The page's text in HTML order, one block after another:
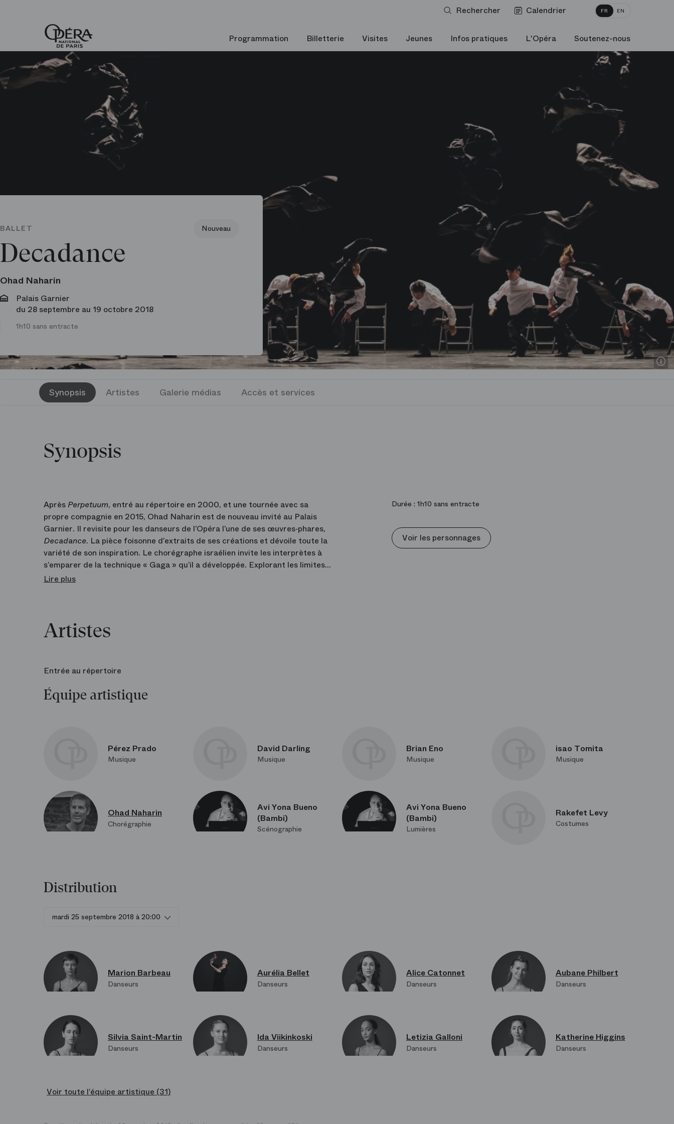
Rechercher Calendrier FR EN
Accueil
-
Opéra
national
de
Paris
Programmation Billetterie Visites Jeunes Infos pratiques L'Opéra Soutenez-nous
BALLET Nouveau
Decadance
Ohad Naharin
Palais Garnier
du 28 septembre au 19 octobre 2018
1h10 sans entracte
Synopsis Artistes Galerie médias Accès et services
Synopsis
Après Perpetuum, entré au répertoire en 2000, et une tournée avec sa
propre compagnie en 2015, Ohad Naharin est de nouveau invité au Palais
Garnier. Il revisite pour les danseurs de l’Opéra l’une de ses œuvres‑phares,
Decadance. La pièce foisonne d’extraits de ses créations et dévoile toute la
variété de son inspiration. Le chorégraphe israélien invite les interprètes à
s’emparer de la technique « Gaga » qu’il a développée. Explorant les limites
et la puissance explosive du geste, il les entraîne dans un ballet à l’énergie
Lire plus
Durée : 1h10 sans entracte
Voir les personnages
Artistes
Entrée au répertoire
Équipe artistique
Pérez Prado
Musique
David Darling
Musique
Brian Eno
Musique
isao Tomita
Musique
Ohad Naharin
Chorégraphie
Avi Yona Bueno
(Bambi)
Scénographie
Avi Yona Bueno
(Bambi)
Lumières
Rakefet Levy
Costumes
Distribution
mardi 25 septembre 2018 à 20:00
Marion Barbeau
Danseurs
Aurélia Bellet
Danseurs
Alice Catonnet
Danseurs
Aubane Philbert
Danseurs
Silvia Saint-Martin
Danseurs
Ida Viikinkoski
Danseurs
Letizia Galloni
Danseurs
Katherine Higgins
Danseurs
Voir toute l’équipe artistique (31)